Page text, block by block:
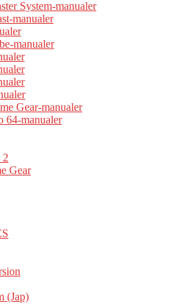
System-manualer
manualer
manualer
Gear-manualer
64-manualer
2
Gear
(Jap)